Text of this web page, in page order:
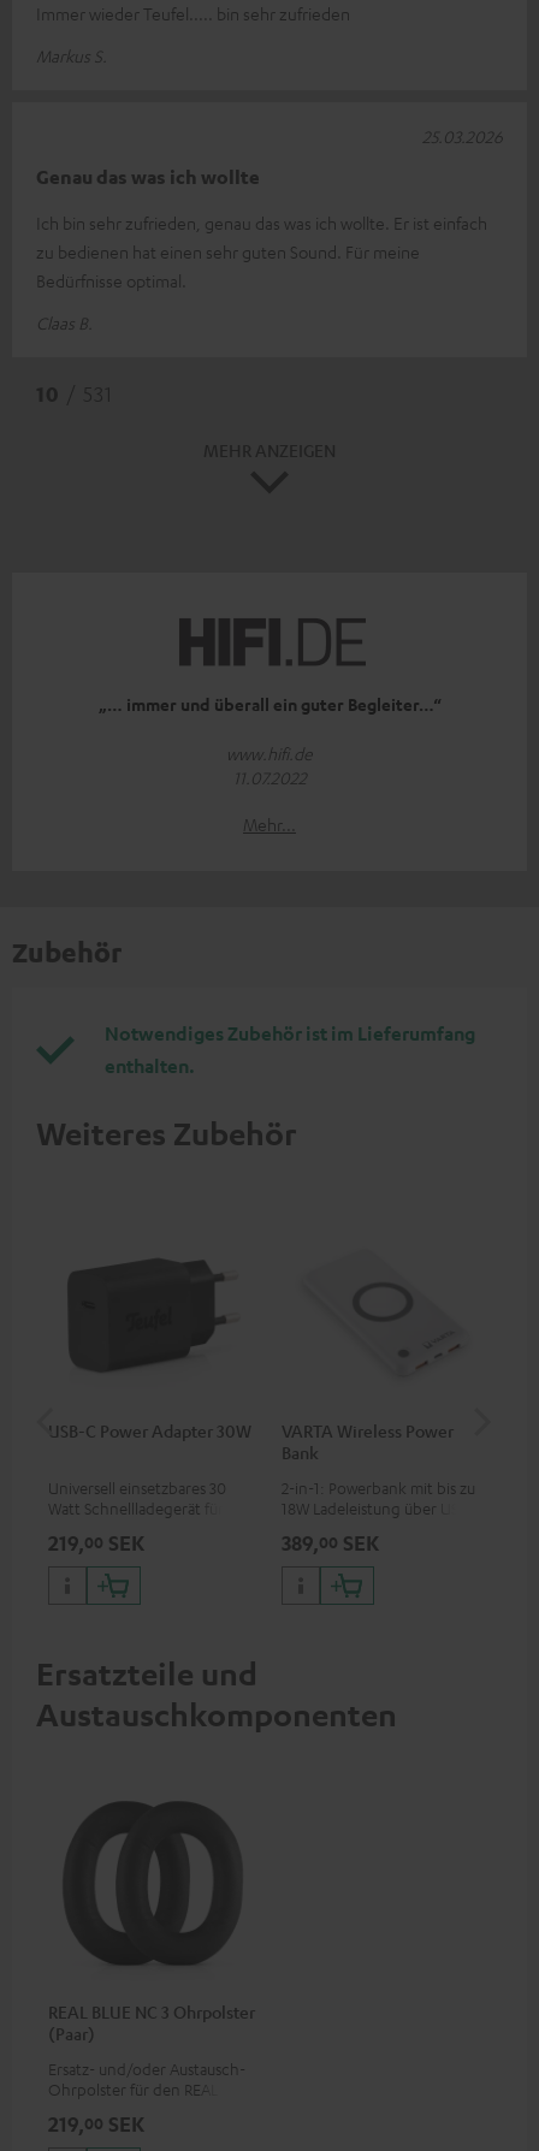
Immer wieder Teufel..... bin sehr zufrieden
Markus S.
Genau das was ich wollte
Ich bin sehr zufrieden, genau das was ich wollte. Er ist einfach
zu bedienen hat einen sehr guten Sound. Für meine
Bedürfnisse optimal.
Claas B.
25.03.2026
„… immer und überall ein guter Begleiter…“
www.hifi.de
11.07.2022
Mehr...
Zubehör
Notwendiges Zubehör ist im Lieferumfang
enthalten.
Weiteres Zubehör
USB-C Power Adapter 30W
Universell einsetzbares 30
Watt Schnellladegerät für
Apple iPhones, Android
Smartphones, Tablets und
Geräte mit USB-C-Anschluss
219,00 SEK
VARTA Wireless Power
Bank
2-in-1: Powerbank mit bis zu
18W Ladeleistung über USB
bis zu 10W Ladestrom
389,00 SEK
Ersatzteile und
Austauschkomponenten
REAL BLUE NC 3 Ohrpolster
(Paar)
Ersatz- und/oder Austausch-
Ohrpolster für den REAL BLUE
219,00 SEK